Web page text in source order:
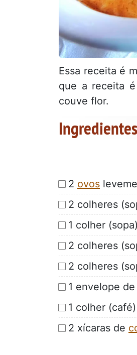
Essa receita é
que a receita
couve flor.
Ingredientes
2 ovos
2 colheres
1 colher (sopa)
2 colheres
2 colheres
1 envelope
1 colher
2 xícaras de